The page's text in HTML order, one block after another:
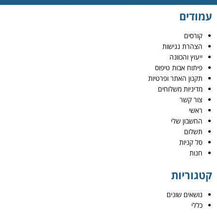
עמודים
קורסים
הצהרת נגישות
ייעוץ והכוונה
פיתוח אבות טיפוס
תקנון האתר ופרטיות
מדיניות משלוחים
צור קשר
ראשי
החשבון שלי
תשלום
סל קניות
חנות
קטגוריות
נושאים שונים
כללי